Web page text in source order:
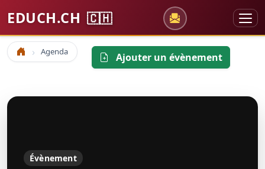
EDUCH.CH 🇨🇭
Accueil Agenda Ajouter un évènement
Évènement